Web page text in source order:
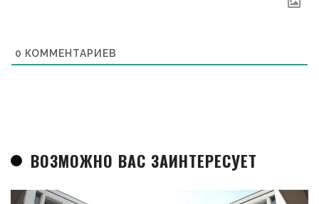
0 КОММЕНТАРИЕВ
ВОЗМОЖНО ВАС ЗАИНТЕРЕСУЕТ